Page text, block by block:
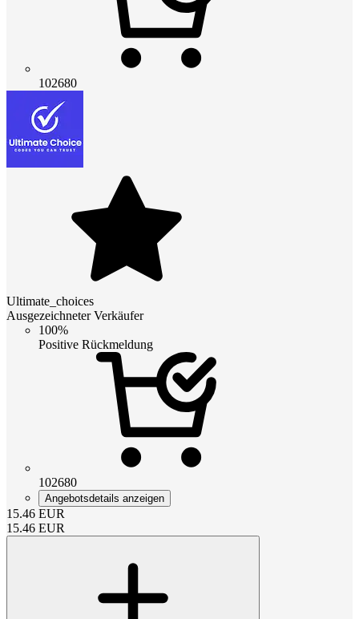
102680
Ultimate_choices
Ausgezeichneter Verkäufer
100%
Positive Rückmeldung
102680
Angebotsdetails anzeigen
15.46 EUR
15.46 EUR